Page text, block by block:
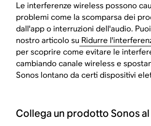
Le interferenze wireless possono
problemi come la scomparsa dei
dall'app o interruzioni dell'audio.
nostro articolo su Ridurre
per scoprire come evitare le
cambiando canale wireless e
Sonos lontano da certi dispositivi
Collega un prodotto Sonos